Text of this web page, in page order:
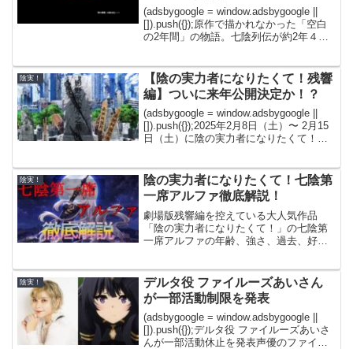
(adsbygoogle = window.adsbygoogle ||
[]).push({});原作で描かれなかった「空白
の2年間」の物語。七陰列伝が約2年４ヵ
陰実！
【陰の実力者になりたくて！残響
編】ついに来年公開決定か！？
(adsbygoogle = window.adsbygoogle ||
[]).push({});2025年2月8日（土）〜 2月15
日（土）に陰の実力者になりたくて！の
陰実！
陰の実力者になりたくて！七陰第
一席アルファ徹底解説！
劇場版残響編を控えている大人気作品
「陰の実力者になりたくて！」の七陰第
一席アルファの年齢、強さ、過去、好
介・KADOKAWA刊/シャドウガーデン名
前 アルファ原作最新刊で...
陰実！
デルタ役 ファイルーズあいさん
が一部活動制限を発表
(adsbygoogle = window.adsbygoogle ||
[]).push({});デルタ役 ファイルーズあいさ
んが一部活動休止を発表声優のファイル